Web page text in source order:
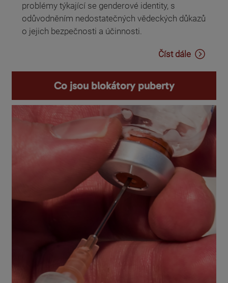
problémy týkající se genderové identity, s
odůvodněním nedostatečných vědeckých důkazů
o jejich bezpečnosti a účinnosti.
Číst dále
Co jsou blokátory puberty